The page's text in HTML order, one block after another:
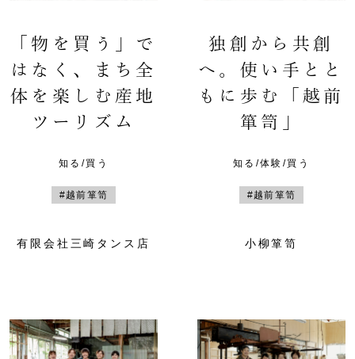
「物を買う」で
はなく、まち全
体を楽しむ産地
ツーリズム
知る/買う
#越前箪笥
有限会社三崎タンス店
独創から共創
へ。使い手とと
もに歩む「越前
箪笥」
知る/体験/買う
#越前箪笥
小柳箪笥